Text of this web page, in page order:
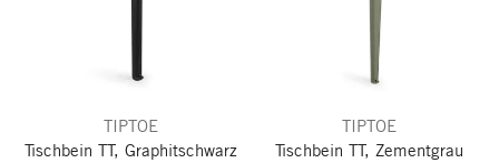
TIPTOE
Tischbein TT, Graphitschwarz
TIPTOE
Tischbein TT, Zementgrau